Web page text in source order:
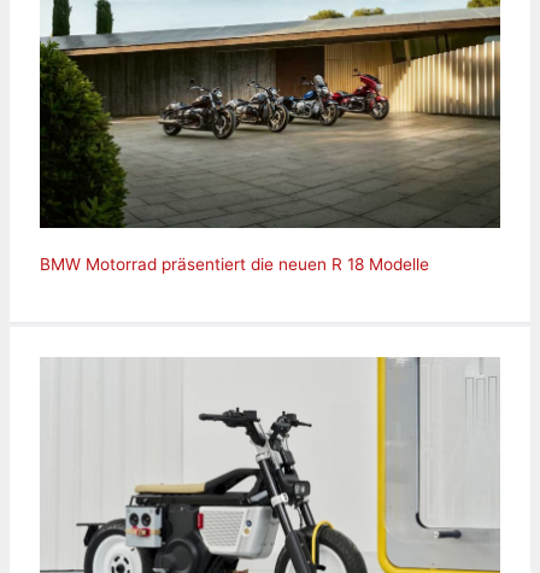
BMW Motorrad präsentiert die neuen R 18 Modelle